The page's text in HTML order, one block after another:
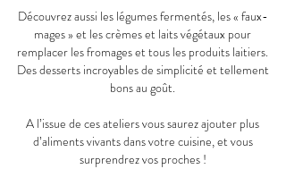
Découvrez aussi les légumes fermentés, les « faux-
mages » et les crèmes et laits végétaux pour
remplacer les fromages et tous les produits laitiers.
Des desserts incroyables de simplicité et tellement
bons au goût.
A l’issue de ces ateliers vous saurez ajouter plus
d’aliments vivants dans votre cuisine, et vous
surprendrez vos proches !